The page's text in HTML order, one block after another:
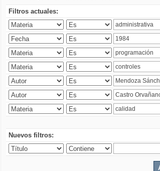
Filtros actuales:
Nuevos filtros: